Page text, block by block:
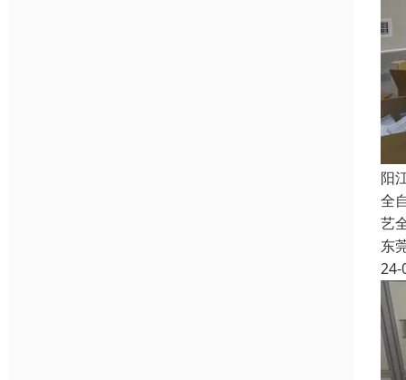
阳
全
艺
东
24-